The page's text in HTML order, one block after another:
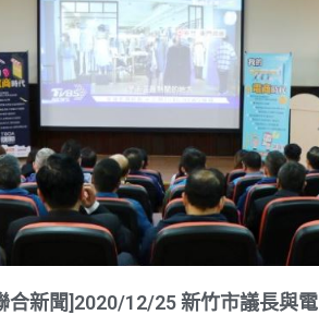
合新聞]2020/12/25 新竹市議長與電